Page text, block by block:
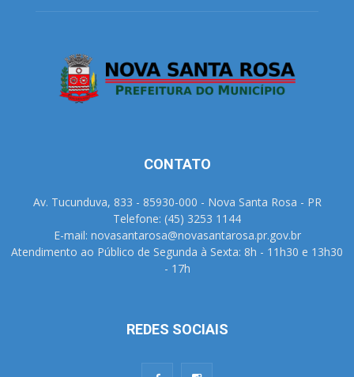
CONTATO
Av. Tucunduva, 833 - 85930-000 - Nova Santa Rosa - PR
Telefone: (45) 3253 1144
E-mail: novasantarosa@novasantarosa.pr.gov.br
Atendimento ao Público de Segunda à Sexta: 8h - 11h30 e 13h30
- 17h
REDES SOCIAIS